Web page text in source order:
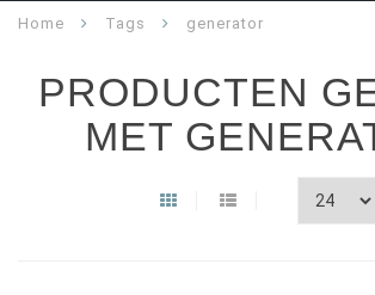
Home Tags generator
PRODUCTEN
MET